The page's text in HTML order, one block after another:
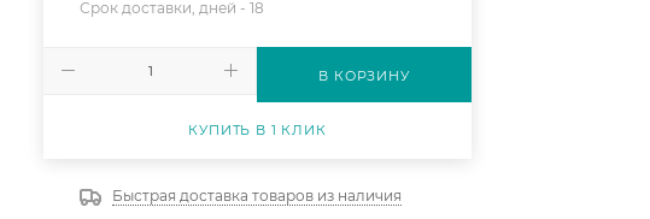
Срок доставки, дней -18
В КОРЗИНУ
КУПИТЬ В 1 КЛИК
Быстрая доставка товаров из наличия